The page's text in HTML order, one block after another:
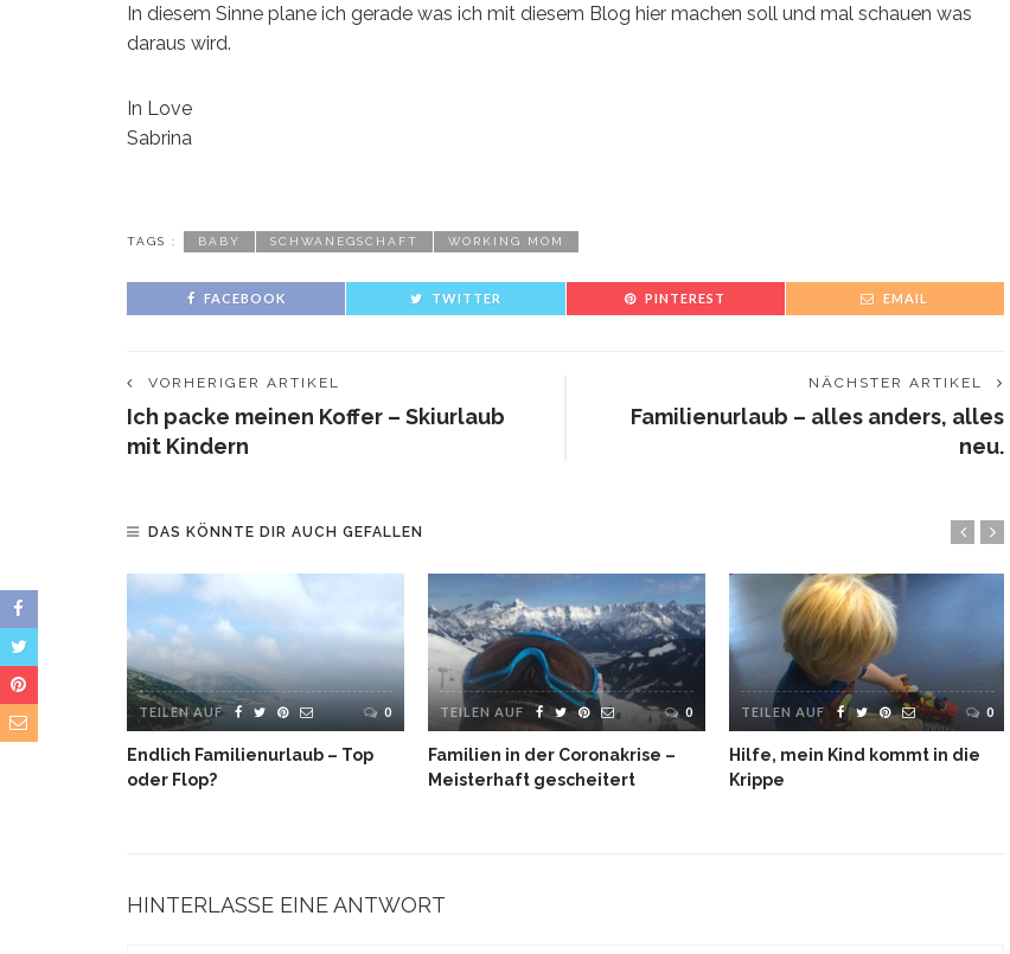
In diesem Sinne plane ich gerade was ich mit diesem Blog hier machen soll und mal schauen was
daraus wird.
In Love
Sabrina
TAGS : BABY SCHWANEGSCHAFT WORKING MOM
FACEBOOK TWITTER PINTEREST EMAIL
VORHERIGER ARTIKEL
Ich packe meinen Koffer – Skiurlaub
mit Kindern
NÄCHSTER ARTIKEL
Familienurlaub – alles anders, alles
neu.
DAS KÖNNTE DIR AUCH GEFALLEN
TEILEN AUF 0
Endlich Familienurlaub – Top
oder Flop?
TEILEN AUF 0
Familien in der Coronakrise –
Meisterhaft gescheitert
TEILEN AUF 0
Hilfe, mein Kind kommt in die
Krippe
HINTERLASSE EINE ANTWORT